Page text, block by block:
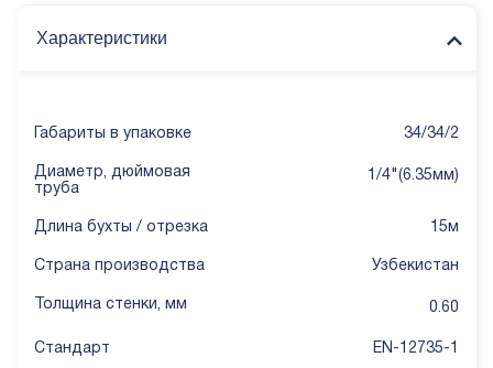
Характеристики
Габариты в упаковке 34/34/2
Диаметр, дюймовая
труба
1/4"(6.35мм)
Длина бухты / отрезка 15м
Страна производства Узбекистан
Толщина стенки, мм 0.60
Стандарт EN-12735-1